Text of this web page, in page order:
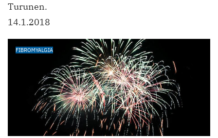
Turunen.
14.1.2018
FIBROMYALGIA